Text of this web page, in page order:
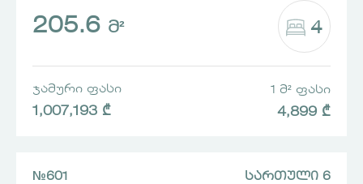
205.6 Მ² 4
ᲯᲐᲛᲣᲠᲘ ᲤᲐᲡᲘ
1,007,193 ₾
1 Მ² ᲤᲐᲡᲘ
4,899 ₾
№601 ᲡᲐᲠᲗᲣᲚᲘ 6